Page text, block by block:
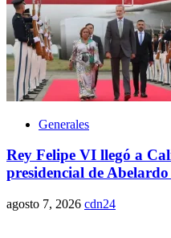
Generales
Rey Felipe VI llegó a
presidencial de
agosto 7, 2026 cdn24